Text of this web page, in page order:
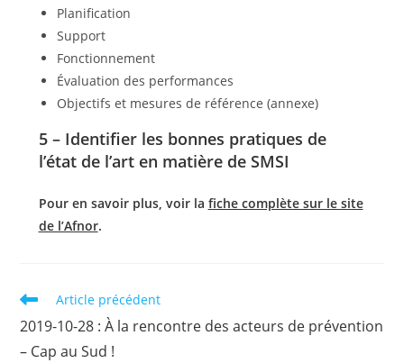
Planification
Support
Fonctionnement
Évaluation des performances
Objectifs et mesures de référence (annexe)
5 – Identifier les bonnes pratiques de
l’état de l’art en matière de SMSI
Pour en savoir plus, voir la fiche complète sur le site
de l’Afnor.
Read
articles
Article précédent
2019-10-28 : À la rencontre des acteurs de prévention
– Cap au Sud !